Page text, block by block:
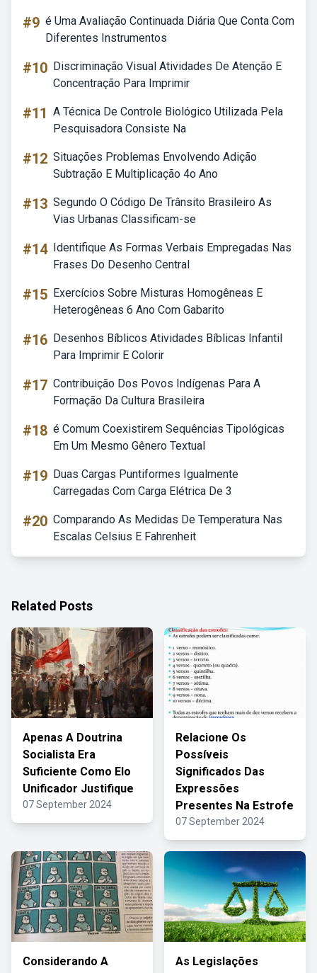
#9 é Uma Avaliação Continuada Diária Que Conta Com
Diferentes Instrumentos
#10 Discriminação Visual Atividades De Atenção E
Concentração Para Imprimir
#11 A Técnica De Controle Biológico Utilizada Pela
Pesquisadora Consiste Na
#12 Situações Problemas Envolvendo Adição
Subtração E Multiplicação 4o Ano
#13 Segundo O Código De Trânsito Brasileiro As
Vias Urbanas Classificam-se
#14 Identifique As Formas Verbais Empregadas Nas
Frases Do Desenho Central
#15 Exercícios Sobre Misturas Homogêneas E
Heterogêneas 6 Ano Com Gabarito
#16 Desenhos Bíblicos Atividades Bíblicas Infantil
Para Imprimir E Colorir
#17 Contribuição Dos Povos Indígenas Para A
Formação Da Cultura Brasileira
#18 é Comum Coexistirem Sequências Tipológicas
Em Um Mesmo Gênero Textual
#19 Duas Cargas Puntiformes Igualmente
Carregadas Com Carga Elétrica De 3
#20 Comparando As Medidas De Temperatura Nas
Escalas Celsius E Fahrenheit
Related Posts
Apenas A Doutrina
Socialista Era
Suficiente Como Elo
Unificador Justifique
07 September 2024
Relacione Os
Possíveis
Significados Das
Expressões
Presentes Na Estrofe
07 September 2024
Considerando A
As Legislações